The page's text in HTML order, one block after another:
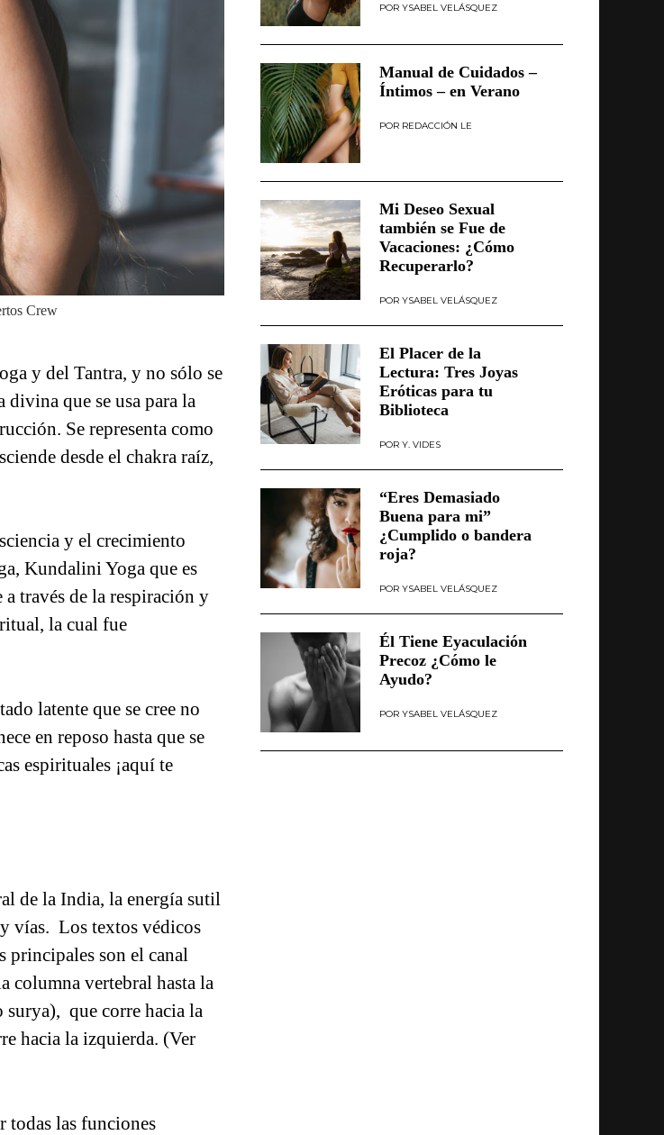
Crew
y del Tantra, y no sólo se
divina que se usa para la
Se representa como
desde el chakra raíz,
y el crecimiento
Kundalini Yoga que es
través de la respiración y
la cual fue
latente que se cree no
en reposo hasta que se
espirituales ¡aquí te
de la India, la energía sutil
vías. Los textos védicos
principales son el canal
columna vertebral hasta la
surya), que corre hacia la
hacia la izquierda. (Ver
todas las funciones
YSABEL VELÁSQUEZ
Manual de Cuidados –
Íntimos – en Verano
REDACCIÓN LE
Mi Deseo Sexual
también se Fue de
Vacaciones: ¿Cómo
Recuperarlo?
YSABEL VELÁSQUEZ
El Placer de la
Lectura: Tres Joyas
Eróticas para tu
Biblioteca
Y. VIDES
“Eres Demasiado
Buena para mi”
¿Cumplido o bandera
roja?
YSABEL VELÁSQUEZ
Él Tiene Eyaculación
Precoz ¿Cómo le
Ayudo?
YSABEL VELÁSQUEZ